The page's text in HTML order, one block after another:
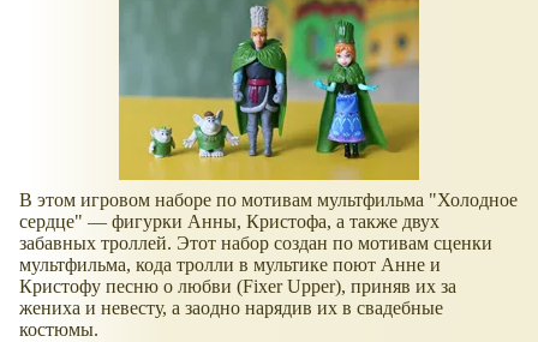
В этом игровом наборе по мотивам мультфильма "Холодное
сердце" — фигурки Анны, Кристофа, а также двух
забавных троллей. Этот набор создан по мотивам сценки
мультфильма, кода тролли в мультике поют Анне и
Кристофу песню о любви (Fixer Upper), приняв их за
жениха и невесту, а заодно нарядив их в свадебные
костюмы.